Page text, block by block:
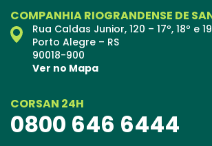
COMPANHIA RIOGRANDENSE DE
Rua Caldas Junior, 120 – 17º, 18º e
Porto Alegre – RS
90018-900
Ver no Mapa
CORSAN 24H
0800 646 6444